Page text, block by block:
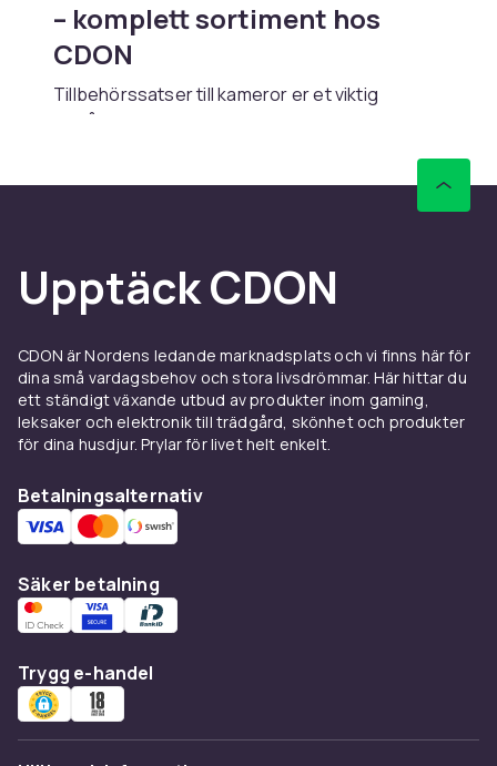
– komplett sortiment hos
CDON
Tillbehörssatser till kameror er et viktig
område innen foto og optikk. Hos CDON finner
Når du velger tillbehörssatser till kameror er
det viktig å vurdere kompatibilitet med ditt
budsjett. Les produktbeskrivelsene nøye og
sammenlign spesifikasjoner for å finne det
riktige produktet for dine behov.
Kjøp tillbehörssatser till kameror online hos
CDON til konkurransedyktige priser. Vi tilbyr
rask levering og enkel retur.
Utforska hela foto & optik-sortimentet hos
CDON.
Tips för att köpa
Tillbehörssatser till kameror
Tillbehörssatser till kameror är ett viktigt
tillbehör för alla fotoentusiaster. Kontrollera
Upptäck CDON
CDON är Nordens ledande marknadsplats och vi finns här för
dina små vardagsbehov och stora livsdrömmar. Här hittar du
ett ständigt växande utbud av produkter inom gaming,
leksaker och elektronik till trädgård, skönhet och produkter
för dina husdjur. Prylar för livet helt enkelt.
Betalningsalternativ
Säker betalning
Trygg e-handel